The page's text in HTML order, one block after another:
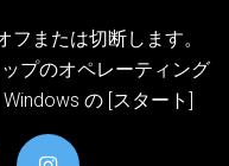
または切断します。
プのオペレーティング
の [スタート]